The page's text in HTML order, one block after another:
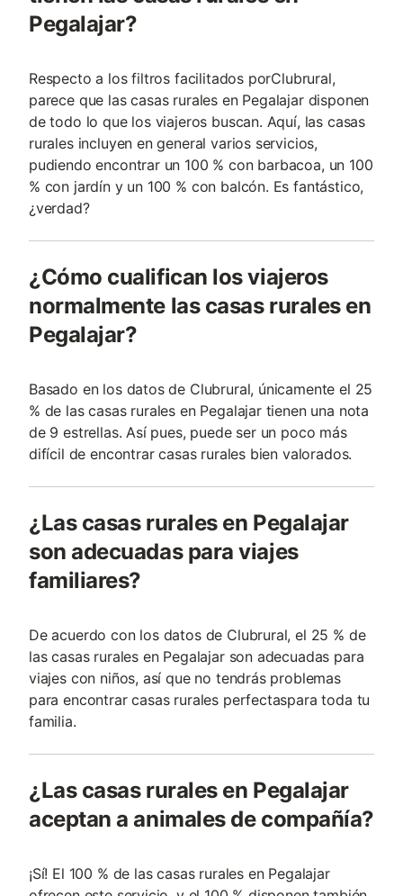
Pegalajar?
Respecto a los filtros facilitados porClubrural,
parece que las casas rurales en Pegalajar disponen
de todo lo que los viajeros buscan. Aquí, las casas
rurales incluyen en general varios servicios,
pudiendo encontrar un 100 % con barbacoa, un 100
% con jardín y un 100 % con balcón. Es fantástico,
¿verdad?
¿Cómo cualifican los viajeros
normalmente las casas rurales en
Pegalajar?
Basado en los datos de Clubrural, únicamente el 25
% de las casas rurales en Pegalajar tienen una nota
de 9 estrellas. Así pues, puede ser un poco más
difícil de encontrar casas rurales bien valorados.
¿Las casas rurales en Pegalajar
son adecuadas para viajes
familiares?
De acuerdo con los datos de Clubrural, el 25 % de
las casas rurales en Pegalajar son adecuadas para
viajes con niños, así que no tendrás problemas
para encontrar casas rurales perfectaspara toda tu
familia.
¿Las casas rurales en Pegalajar
aceptan a animales de compañía?
¡Sí! El 100 % de las casas rurales en Pegalajar